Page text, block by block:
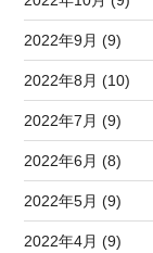
2022年9月 (9)
2022年8月 (10)
2022年7月 (9)
2022年6月 (8)
2022年5月 (9)
2022年4月 (9)